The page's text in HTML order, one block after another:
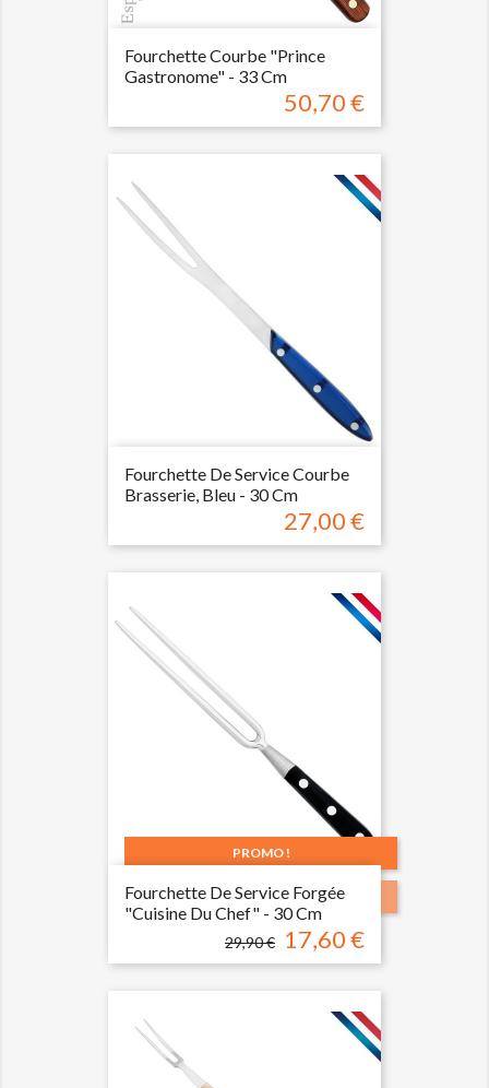
Fourchette Courbe "prince
Gastronome" - 33 Cm
Prix
50,70 €
Fourchette De Service Courbe
Brasserie, Bleu - 30 Cm
Prix
27,00 €
Fourchette De Service Forgée
"cuisine Du Chef" - 30 Cm
Prix
de
29,90 € Prix
17,60 €
PROMO !
-12,30 €